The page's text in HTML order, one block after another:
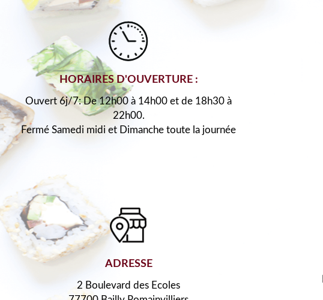
HORAIRES D'OUVERTURE :
Ouvert 6j/7: De 12h00 à 14h00 et de 18h30 à
22h00.
Fermé Samedi midi et Dimanche toute la journée
ADRESSE
2 Boulevard des Ecoles